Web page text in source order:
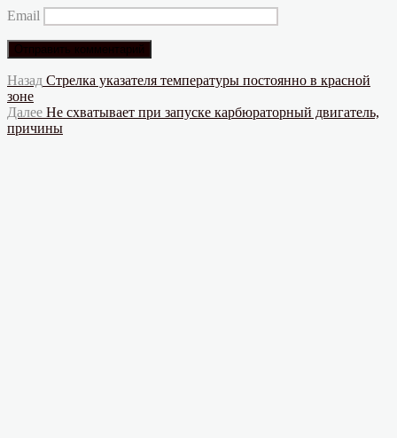
Email
Навигация
по
записям
Назад Предыдущая
Стрелка указателя температуры постоянно в красной
зоне
Далее Следующая
запись:
Не схватывает при запуске карбюраторный двигатель,
причины